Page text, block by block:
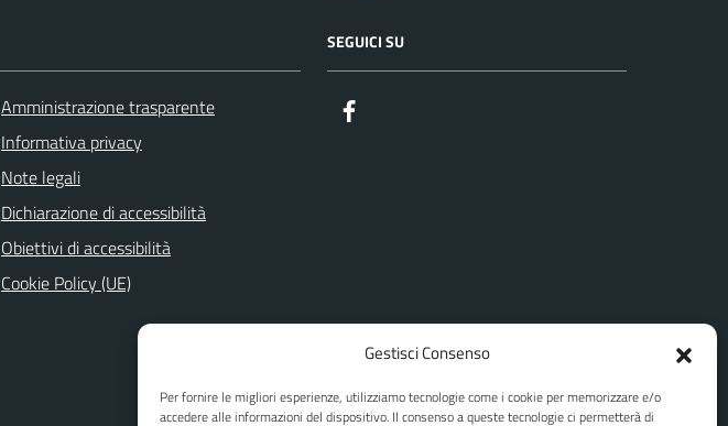
Gestisci Consenso
Per fornire le migliori esperienze, utilizziamo tecnologie come i cookie per memorizzare e/o
accedere alle informazioni del dispositivo. Il consenso a queste tecnologie ci permetterà di
Amministrazione trasparente
Informativa privacy
Note legali
Dichiarazione di accessibilità
Obiettivi di accessibilità
Cookie Policy (UE)
SEGUICI SU